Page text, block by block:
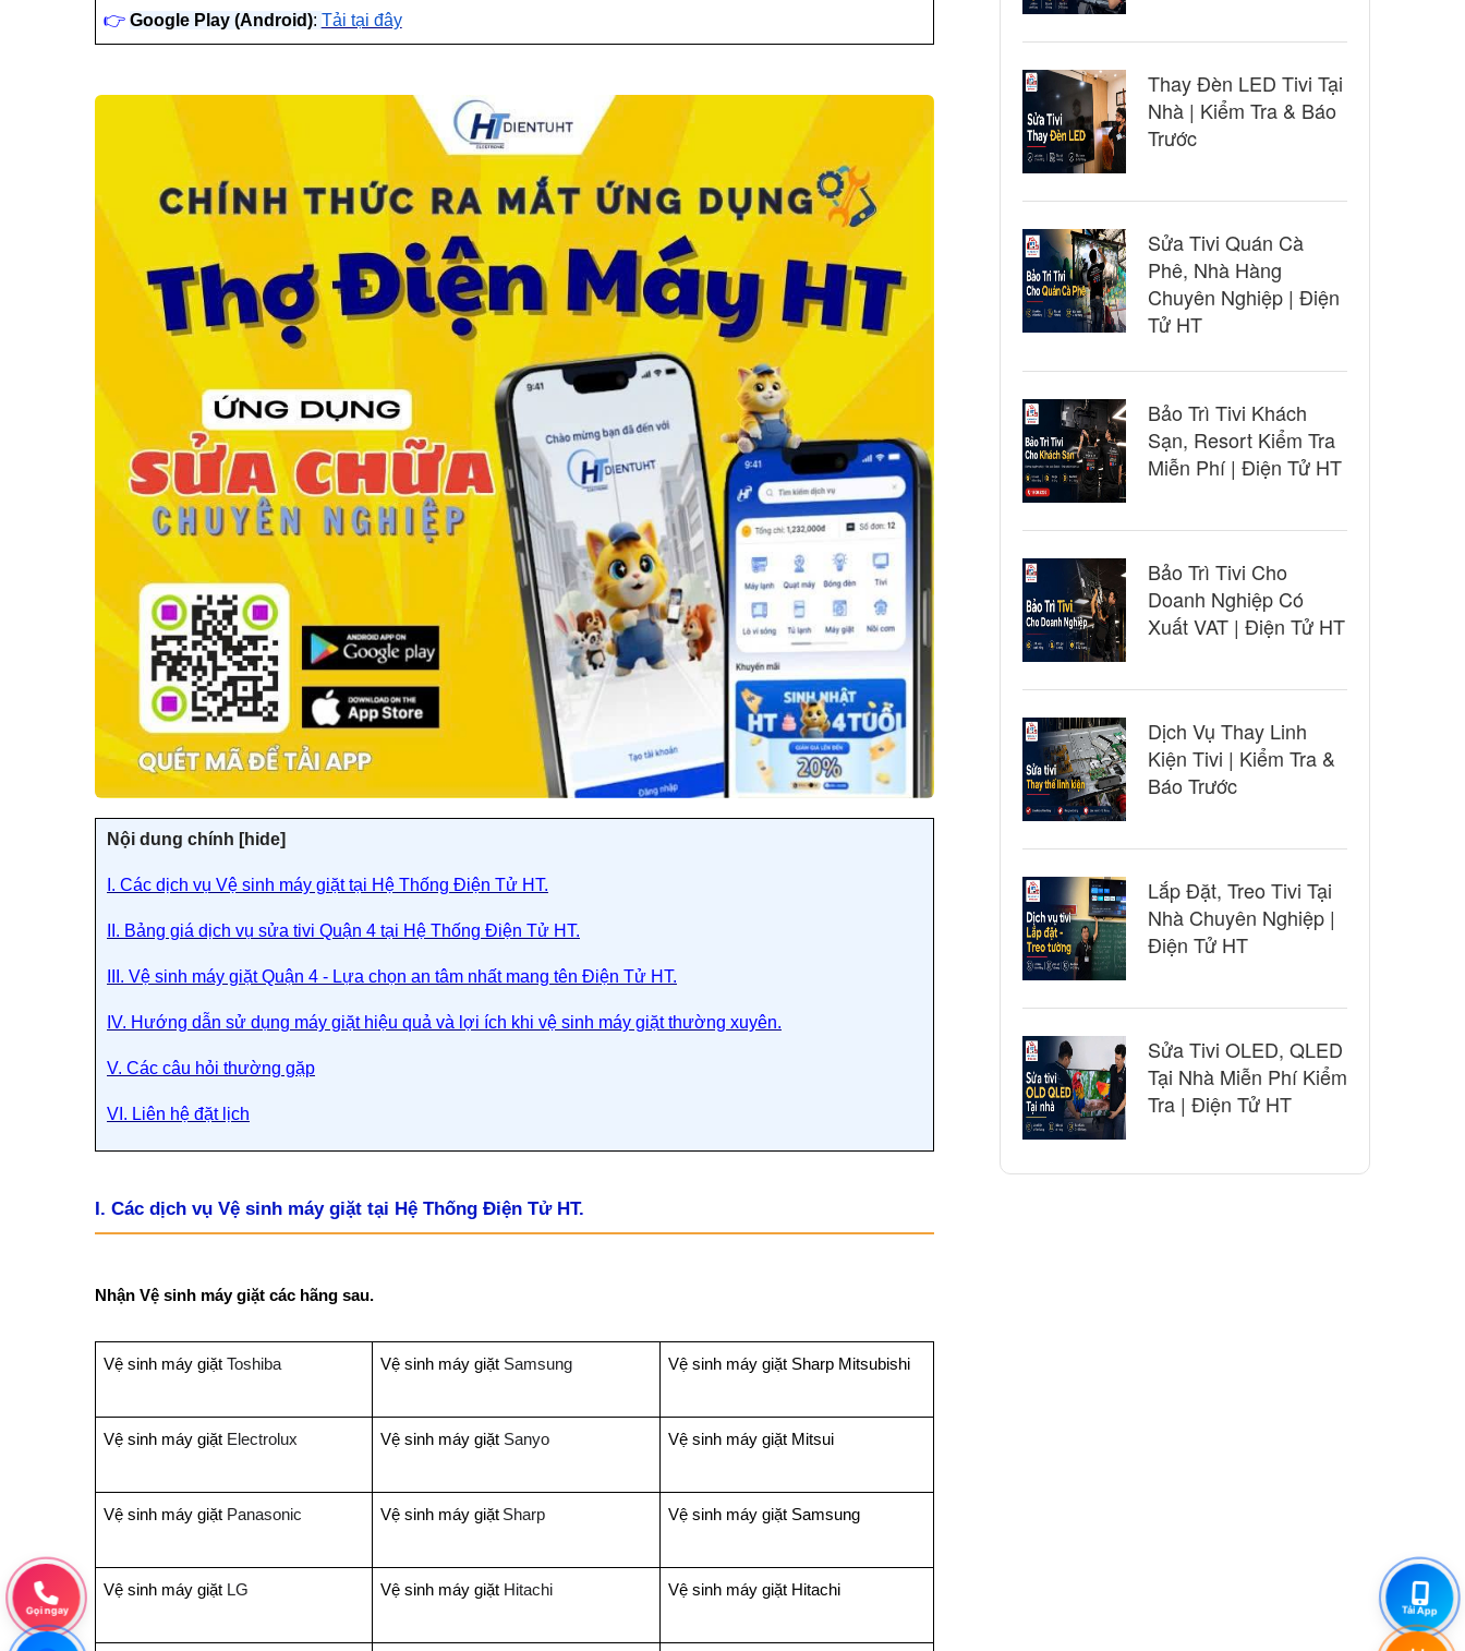
👉 Google Play (Android): Tải tại đây
Nội dung chính [hide]
I. Các dịch vụ Vệ sinh máy giặt tại Hệ Thống Điện Tử HT.
II. Bảng giá dịch vụ sửa tivi Quận 4 tại Hệ Thống Điện Tử HT.
III. Vệ sinh máy giặt Quận 4 - Lựa chọn an tâm nhất mang tên Điện Tử HT.
IV. Hướng dẫn sử dụng máy giặt hiệu quả và lợi ích khi vệ sinh máy giặt thường xuyên.
V. Các câu hỏi thường gặp
VI. Liên hệ đặt lịch
I. Các dịch vụ Vệ sinh máy giặt tại Hệ Thống Điện Tử HT.
Nhận Vệ sinh máy giặt các hãng sau.
Vệ sinh máy giặt Toshiba Vệ sinh máy giặt Samsung Vệ sinh máy giặt Sharp Mitsubishi
Vệ sinh máy giặt Electrolux Vệ sinh máy giặt Sanyo Vệ sinh máy giặt Mitsui
Vệ sinh máy giặt Panasonic Vệ sinh máy giặt Sharp Vệ sinh máy giặt Samsung
Vệ sinh máy giặt LG Vệ sinh máy giặt Hitachi Vệ sinh máy giặt Hitachi
Thay Đèn LED Tivi Tại
Nhà | Kiểm Tra & Báo
Trước
Sửa Tivi Quán Cà
Phê, Nhà Hàng
Chuyên Nghiệp | Điện
Tử HT
Bảo Trì Tivi Khách
Sạn, Resort Kiểm Tra
Miễn Phí | Điện Tử HT
Bảo Trì Tivi Cho
Doanh Nghiệp Có
Xuất VAT | Điện Tử HT
Dịch Vụ Thay Linh
Kiện Tivi | Kiểm Tra &
Báo Trước
Lắp Đặt, Treo Tivi Tại
Nhà Chuyên Nghiệp |
Điện Tử HT
Sửa Tivi OLED, QLED
Tại Nhà Miễn Phí Kiểm
Tra | Điện Tử HT
Gọi ngay Tải App